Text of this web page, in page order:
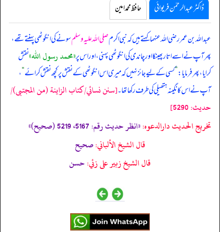
ڈاکٹر عبدالرحمٰن فریوائی حافظ محمد امین
عبداللہ بن عمر رضی اللہ عنہما کہتے ہیں کہنبی اکرمصلی اللہ علیہ وسلمسونے کی انگوٹھی پہنتے تھے،
پھر آپ نے اسے اتار پھینکا اور چاندی کی انگوٹھی پہنی، اور اس پر«محمد رسول اللہ»نقش
کرایا، پھر فرمایا:”کسی کے لیے جائز نہیں کہ میری اس انگوٹھی کے نقش پر کچھ نقش کرائے“،
آپ نے اس کا نگینہ ہتھیلی کی طرف رکھا تھا۔[سنن نسائي/كتاب الزاينة (من المجتبى)/
حدیث: 5290]
تخریج الحدیث دارالدعوہ:«انظر حدیث رقم: 5167، 5219 (صحیح)»
قال الشيخ الألباني:صحيح
قال الشيخ زبير على زئي:حسن